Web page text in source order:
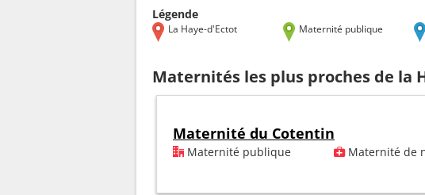
Légende
La Haye-d'Ectot Maternité publique
Maternités les plus proches de la
Maternité du Cotentin
Maternité publique Maternité de